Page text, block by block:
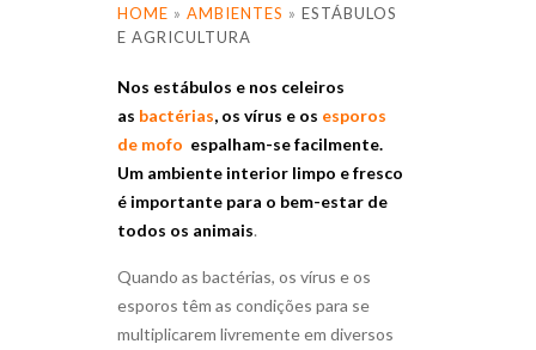
HOME » AMBIENTES » ESTÁBULOS
E AGRICULTURA
Nos estábulos e nos celeiros
as bactérias, os vírus e os esporos
de mofo espalham-se facilmente.
Um ambiente interior limpo e fresco
é importante para o bem-estar de
todos os animais.
Quando as bactérias, os vírus e os
esporos têm as condições para se
multiplicarem livremente em diversos